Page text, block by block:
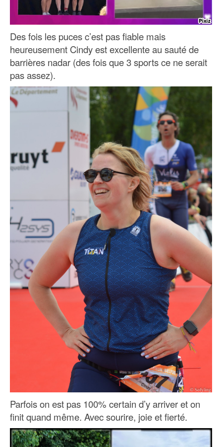
Des fois les puces c’est pas fiable mais
heureusement Cindy est excellente au sauté de
barrières nadar (des fois que 3 sports ce ne serait
pas assez).
Parfois on est pas 100% certain d’y arriver et on
finit quand même. Avec sourire, joie et fierté.